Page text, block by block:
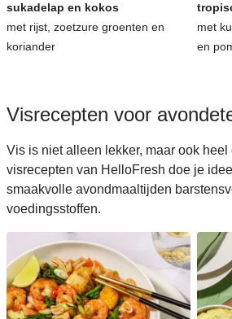
sukadelap en kokos
met rijst, zoetzure groenten en
koriander
met
en
Visrecepten voor
Vis is niet alleen lekker, maar ook heel
visrecepten van HelloFresh doe je
smaakvolle avondmaaltijden
voedingsstoffen.